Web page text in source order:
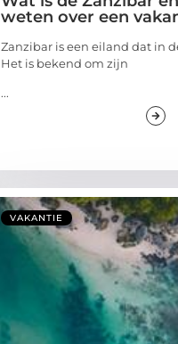
weten over een
Zanzibar is een eiland dat in
Het is bekend om zijn
...
VAKANTIE